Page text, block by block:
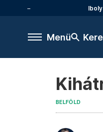
Menü
BELFÖLD